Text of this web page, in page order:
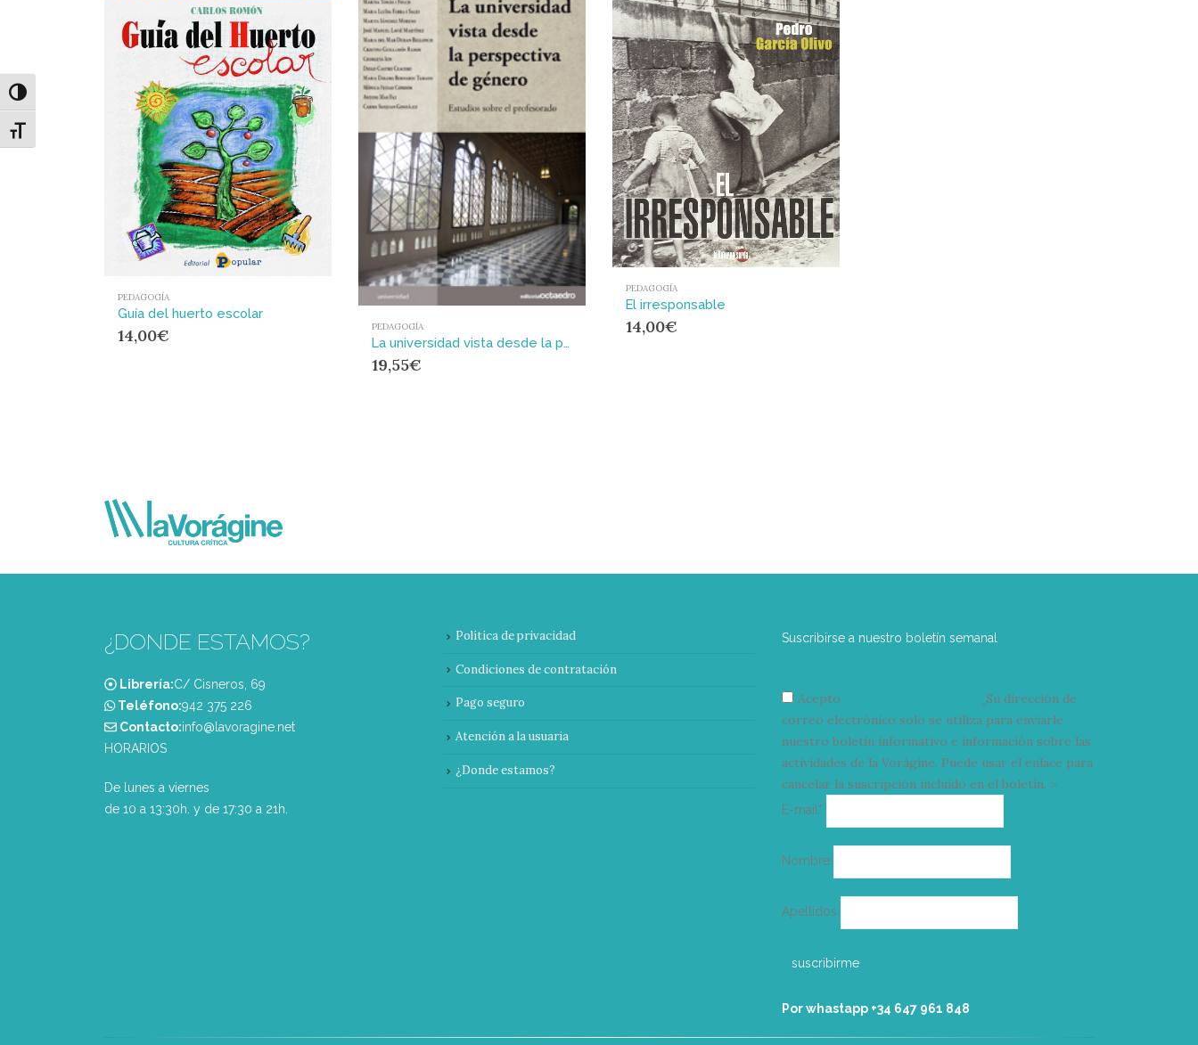
Alternar alto contraste
Alternar tamaño de letra
PEDAGOGÍA
Guía del huerto escolar
14,00€ PEDAGOGÍA
La universidad vista desde la perspectiva de gnero : Estudios sobre el profesorado
19,55€
PEDAGOGÍA
El irresponsable
14,00€
¿DONDE ESTAMOS?
Librería:C/ Cisneros, 69
Teléfono:‭942 375 226‬
Contacto:info@lavoragine.net
HORARIOS
De lunes a viernes
de 10 a 13:30h. y de 17:30 a 21h.
Política de privacidad
Condiciones de contratación
Pago seguro
Atención a la usuaria
¿Donde estamos?
Suscribirse a nuestro boletín semanal
Acepto
Su dirección de
correo electrónico solo se utiliza para enviarle
nuestro boletín informativo e información sobre las
actividades de la Vorágine. Puede usar el enlace para
cancelar la suscripción incluido en el boletín. >
E-mail*
electrónico
Nombre
Apellidos
Por whastapp +34 ‭647 961 848‬